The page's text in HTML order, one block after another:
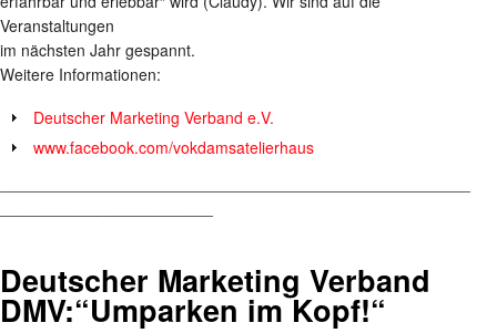
Veranstaltungen
im nächsten Jahr gespannt.
Weitere Informationen:
Deutscher Marketing Verband e.V.
www.facebook.com/vokdamsatelierhaus
Deutscher Marketing Verband
DMV:“Umparken im Kopf!“